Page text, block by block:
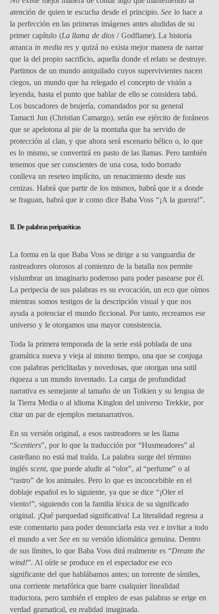
atención de quien te escucha desde el principio.See lo hace a
la perfección en las primeras imágenes antes aludidas de su
primer capítulo (La llama de dios / Godflame). La historia
arranca in media res y quizá no exista mejor manera de narrar
que la del propio sacrificio, aquella donde el relato se destruye.
Partimos de un mundo aniquilado cuyos supervivientes nacen
ciegos, un mundo que ha relegado el concepto de visión a
leyenda, hasta el punto que hablar de ello se considera tabú.
Los buscadores de brujería, comandados por su general
Tamacti Jun (Christian Camargo), serán ese ejército de foráneos
que se apelotona al pie de la montaña que ha servido de
protección al clan, y que ahora será escenario bélico o, lo que
es lo mismo, se convertirá en pasto de las llamas. Pero también
tenemos que ser conscientes de una cosa, todo borrado
conlleva un reseteo implícito, un renacimiento desde sus
cenizas. Habrá que partir de los mismos, habrá que ir a donde
se fraguan, habrá que ir como dice Baba Voss “¡A la guerra!”.
II. De palabras peripatéticas
La forma en la que Baba Voss se dirige a su vanguardia de
rastreadores olorosos al comienzo de la batalla nos permite
vislumbrar un imaginario poderoso para poder pasearse por él.
La peripecia de sus palabras es su evocación, un eco que oímos
mientras somos testigos de la descripción visual y que nos
ayuda a potenciar el mundo ficcional. Por tanto, recreamos ese
universo y le otorgamos una mayor consistencia.
Toda la primera temporada de la serie está poblada de una
gramática nueva y vieja al mismo tiempo, una que se conjuga
con palabras periclitadas y novedosas, que otorgan una sutil
riqueza a un mundo inventado. La carga de profundidad
narrativa es semejante al tamaño de un Tolkien y su lengua de
la Tierra Media o al idioma Kinglon del universo Trekkie, por
citar un par de ejemplos metanarrativos.
En su versión original, a esos rastreadores se les llama
“Scentiers”, por lo que la traducción por “Husmeadores” al
castellano no está mal traída. La palabra surge del término
inglés scent, que puede aludir al “olor”, al “perfume” o al
“rastro” de los animales. Pero lo que es inconcebible en el
doblaje español es lo siguiente, ya que se dice “¡Oler el
viento!”, siguiendo con la familia léxica de su significado
original. ¡Qué parquedad significativa! La literalidad regresa a
este comentario para poder denunciarla esta vez e invitar a todo
el mundo a verSee en su versión idiomática genuina. Dentro
de sus límites, lo que Baba Voss dirá realmente es “Dream the
wind!”. Al oírle se produce en el espectador ese eco
significante del que hablábamos antes; un torrente de símiles,
una corriente metafórica que barre cualquier linealidad
traductora, pero también el empleo de esas palabras se erige en
verdad gramatical, en realidad imaginada.